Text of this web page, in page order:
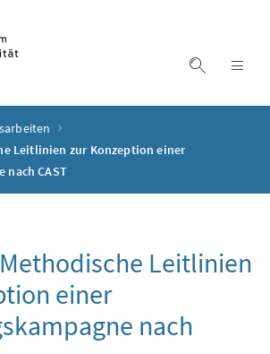
Suche
Leitlinien zur Konzeption einer
nach CAST
Leitlinien
einer
nach